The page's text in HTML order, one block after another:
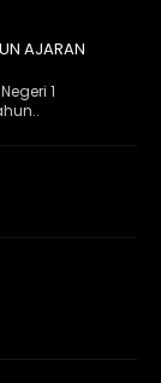
AJARAN
1